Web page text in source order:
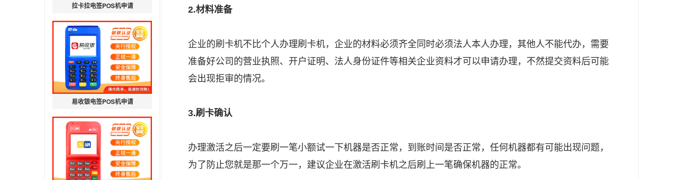
拉卡拉电签POS机申请
易收银电签POS机申请
2.材料准备
企业的刷卡机不比个人办理刷卡机，企业的材料必须齐全同时必须法人本人办理，其他人不能代办，需要
准备好公司的营业执照、开户证明、法人身份证件等相关企业资料才可以申请办理，不然提交资料后可能
会出现拒审的情况。
3.刷卡确认
办理激活之后一定要刷一笔小额试一下机器是否正常，到账时间是否正常，任何机器都有可能出现问题，
为了防止您就是那一个万一，建议企业在激活刷卡机之后刷上一笔确保机器的正常。